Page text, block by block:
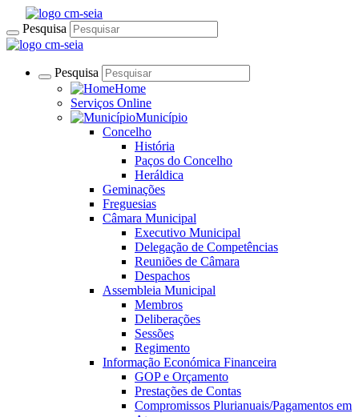
Pesquisa
Pesquisa
Home
Serviços Online
Município
Concelho
História
Paços do Concelho
Heráldica
Geminações
Freguesias
Câmara Municipal
Executivo Municipal
Delegação de Competências
Reuniões de Câmara
Despachos
Assembleia Municipal
Membros
Deliberações
Sessões
Regimento
Informação Económica Financeira
GOP e Orçamento
Prestações de Contas
Compromissos Plurianuais/Pagamentos em